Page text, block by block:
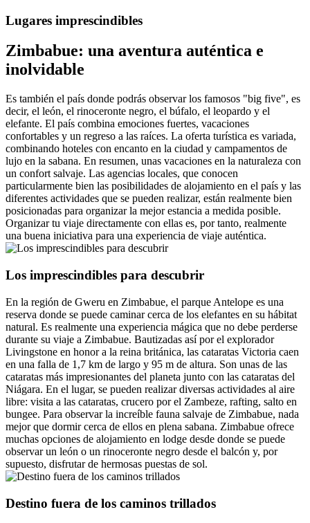
Lugares imprescindibles
Zimbabue: una aventura auténtica e
inolvidable
Es también el país donde podrás observar los famosos "big five", es
decir, el león, el rinoceronte negro, el búfalo, el leopardo y el
elefante. El país combina emociones fuertes, vacaciones
confortables y un regreso a las raíces. La oferta turística es variada,
combinando hoteles con encanto en la ciudad y campamentos de
lujo en la sabana. En resumen, unas vacaciones en la naturaleza con
un confort salvaje. Las agencias locales, que conocen
particularmente bien las posibilidades de alojamiento en el país y las
diferentes actividades que se pueden realizar, están realmente bien
posicionadas para organizar la mejor estancia a medida posible.
Organizar tu viaje directamente con ellas es, por tanto, realmente
una buena iniciativa para una experiencia de viaje auténtica.
Los imprescindibles para descubrir
En la región de Gweru en Zimbabue, el parque Antelope es una
reserva donde se puede caminar cerca de los elefantes en su hábitat
natural. Es realmente una experiencia mágica que no debe perderse
durante su viaje a Zimbabue. Bautizadas así por el explorador
Livingstone en honor a la reina británica, las cataratas Victoria caen
en una falla de 1,7 km de largo y 95 m de altura. Son unas de las
cataratas más impresionantes del planeta junto con las cataratas del
Niágara. En el lugar, se pueden realizar diversas actividades al aire
libre: visita a las cataratas, crucero por el Zambeze, rafting, salto en
bungee. Para observar la increíble fauna salvaje de Zimbabue, nada
mejor que dormir cerca de ellos en plena sabana. Zimbabue ofrece
muchas opciones de alojamiento en lodge desde donde se puede
observar un león o un rinoceronte negro desde el balcón y, por
supuesto, disfrutar de hermosas puestas de sol.
Destino fuera de los caminos trillados